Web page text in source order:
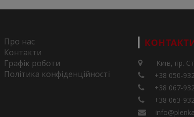
Про нас
Контакти
Графік роботи
Політика конфіденційності
Київ, пр.
+38 050-
+38 067-
+38 063-